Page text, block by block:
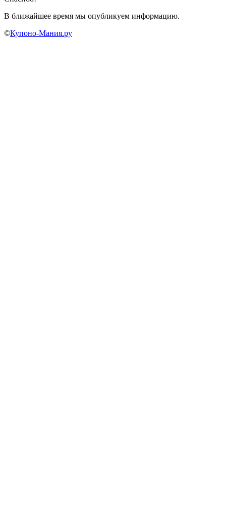
В ближайшее время мы опубликуем информацию.
©Купоно-Мания.ру